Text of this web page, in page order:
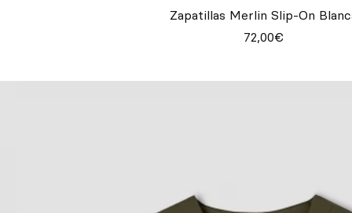
Zapatillas Merlin Slip-On
72,00€